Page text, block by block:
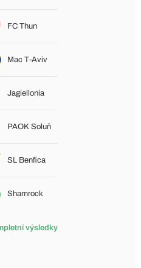
FC Thun
Mac T-Aviv
Jagiellonia
PAOK Soluň
SL Benfica
Shamrock
výsledky